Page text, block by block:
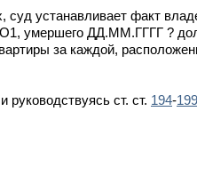
суд устанавливает факт
умершего ДД.ММ.ГГГГ ?
за каждой,
руководствуясь ст. ст. 194-